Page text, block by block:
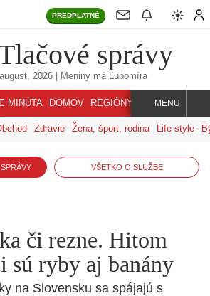
PREDPLATNÉ
správy
2026 | Meniny má Ľubomíra
MINÚTA DOMOV REGIÓNY INDEX SVET
MENU
Zdravie Žena, šport, rodina Life style
VŠETKO O SLUŽBE
či rezne. Hitom
sú ryby aj banány
na Slovensku sa spájajú s